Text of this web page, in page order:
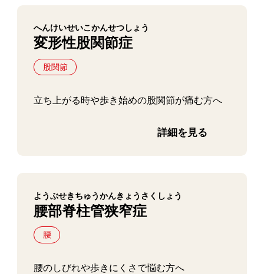
へんけいせいこかんせつしょう
変形性股関節症
股関節
立ち上がる時や歩き始めの股関節が痛む方へ
詳細を見る
ようぶせきちゅうかんきょうさくしょう
腰部脊柱管狭窄症
腰
腰のしびれや歩きにくさで悩む方へ